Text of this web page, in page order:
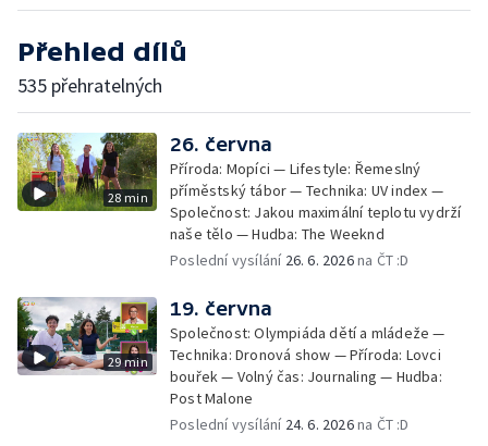
Přehled dílů
535 přehratelných
28 min
26. června
Příroda: Mopíci — Lifestyle: Řemeslný
příměstský tábor — Technika: UV index —
Společnost: Jakou maximální teplotu vydrží
naše tělo — Hudba: The Weeknd
Poslední vysílání 26. 6. 2026na ČT :D
29 min
19. června
Společnost: Olympiáda dětí a mládeže —
Technika: Dronová show — Příroda: Lovci
bouřek — Volný čas: Journaling — Hudba:
Post Malone
Poslední vysílání 24. 6. 2026na ČT :D